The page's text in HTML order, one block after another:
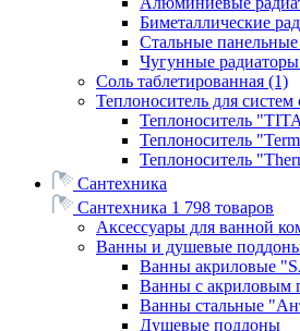
Биметаллические
Стальные
Чугунные
Соль таблетированная (1)
Теплоноситель для систем
Теплоноситель
Теплоноситель
Теплоноситель
Сантехника
Сантехника 1 798 товаров
Аксессуары для ванной
Ванны и душевые
Ванны акриловые
Ванны с акриловым
Ванны стальные
Душевые поддоны